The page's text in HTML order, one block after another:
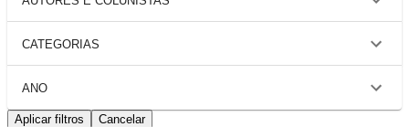
CATEGORIAS
ANO
Aplicar filtros Cancelar